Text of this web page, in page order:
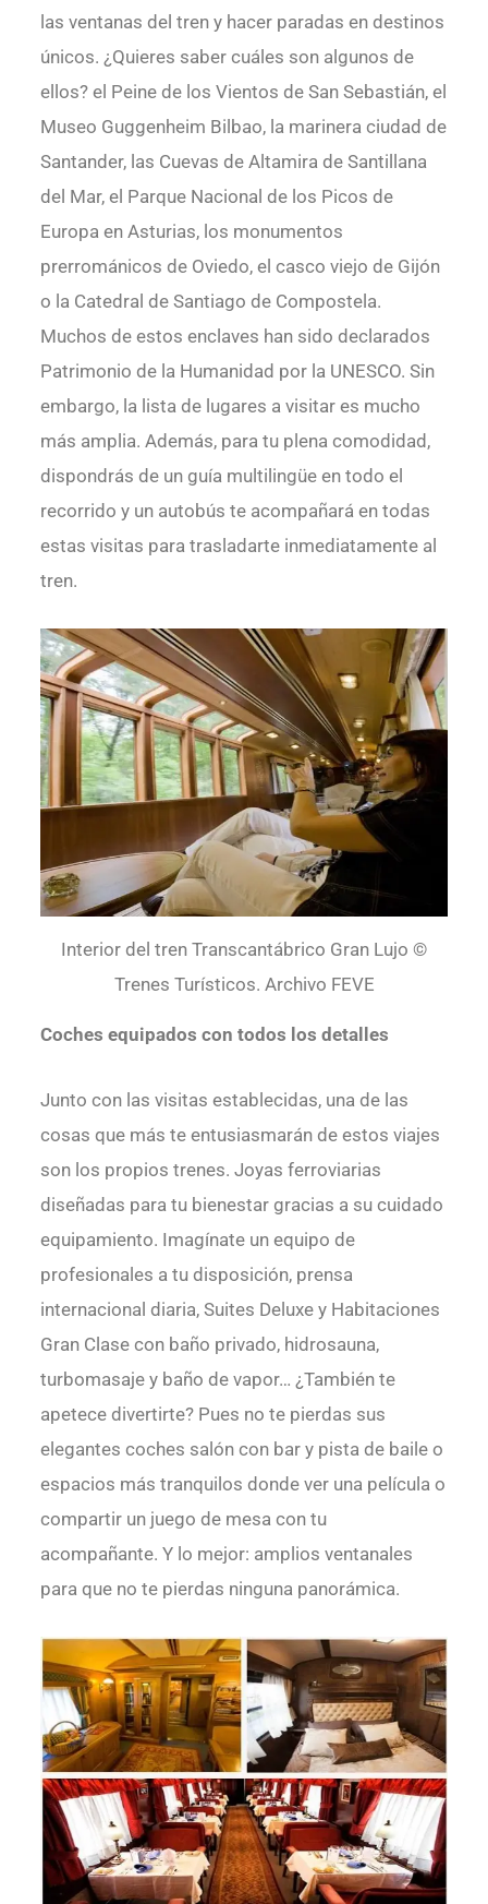
las ventanas del tren y hacer paradas en destinos
únicos. ¿Quieres saber cuáles son algunos de
ellos? el Peine de los Vientos de San Sebastián, el
Museo Guggenheim Bilbao, la marinera ciudad de
Santander, las Cuevas de Altamira de Santillana
del Mar, el Parque Nacional de los Picos de
Europa en Asturias, los monumentos
prerrománicos de Oviedo, el casco viejo de Gijón
o la Catedral de Santiago de Compostela.
Muchos de estos enclaves han sido declarados
Patrimonio de la Humanidad por la UNESCO. Sin
embargo, la lista de lugares a visitar es mucho
más amplia. Además, para tu plena comodidad,
dispondrás de un guía multilingüe en todo el
recorrido y un autobús te acompañará en todas
estas visitas para trasladarte inmediatamente al
tren.
Interior del tren Transcantábrico Gran Lujo ©
Trenes Turísticos. Archivo FEVE
Coches equipados con todos los detalles
Junto con las visitas establecidas, una de las
cosas que más te entusiasmarán de estos viajes
son los propios trenes. Joyas ferroviarias
diseñadas para tu bienestar gracias a su cuidado
equipamiento. Imagínate un equipo de
profesionales a tu disposición, prensa
internacional diaria, Suites Deluxe y Habitaciones
Gran Clase con baño privado, hidrosauna,
turbomasaje y baño de vapor… ¿También te
apetece divertirte? Pues no te pierdas sus
elegantes coches salón con bar y pista de baile o
espacios más tranquilos donde ver una película o
compartir un juego de mesa con tu
acompañante. Y lo mejor: amplios ventanales
para que no te pierdas ninguna panorámica.